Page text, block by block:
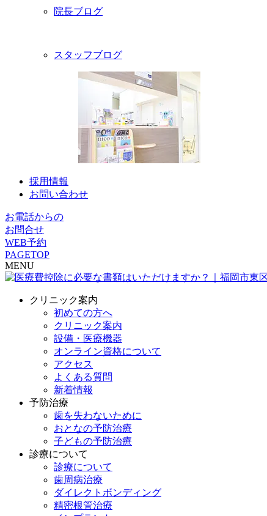
院長ブログ
スタッフブログ
採用情報
お問い合わせ
お電話からの
お問合せ
WEB予約
PAGETOP
MENU
クリニック案内
初めての方へ
クリニック案内
設備・医療機器
オンライン資格について
アクセス
よくある質問
新着情報
予防治療
歯を失わないために
おとなの予防治療
子どもの予防治療
診療について
診療について
歯周病治療
ダイレクトボンディング
精密根管治療